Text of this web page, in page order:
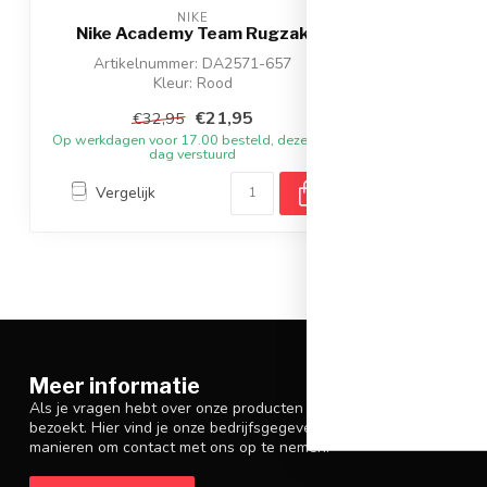
NIKE
Nike Academy Team Rugzak
Artikelnummer: DA2571-657
Kleur: Rood
€32,95 €21,95
Op werkdagen voor 17.00 besteld, dezelfde
dag verstuurd
Vergelijk
Meer informatie
Als je vragen hebt over onze producten of je aankoop, zorg er
bezoekt. Hier vind je onze bedrijfsgegevens, antwoorden op
manieren om contact met ons op te nemen.